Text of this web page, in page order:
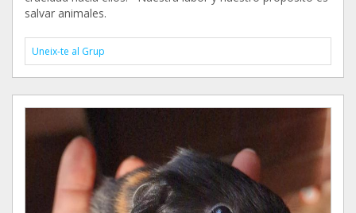
salvar animales.
Uneix-te al Grup